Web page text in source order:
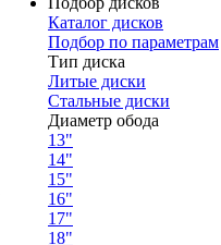
Каталог дисков
Подбор по параметрам
Тип диска
Литые диски
Стальные диски
Диаметр обода
13"
14"
15"
16"
17"
18"